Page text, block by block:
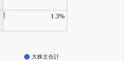
1.3%
大株主合計